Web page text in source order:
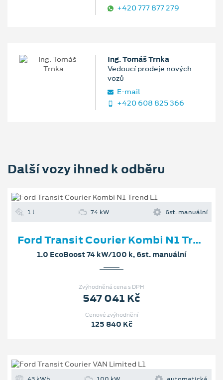
+420 777 877 279
Ing. Tomáš Trnka
Vedoucí prodeje nových
vozů
E‑mail
+420 608 825 366
Další vozy ihned k odběru
1 l 74 kW 6st. manuální
Ford Transit Courier Kombi N1 Trend L1
1.0 EcoBoost 74 kW/100 k, 6st. manuální
Zvýhodněná cena s DPH
547 041 Kč
Cenové zvýhodnění
125 840 Kč